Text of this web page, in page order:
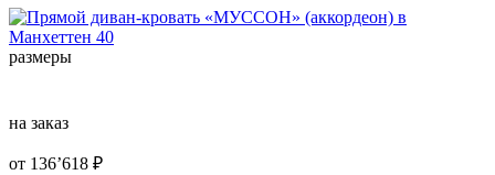
размеры
на заказ
от 136’618 ₽